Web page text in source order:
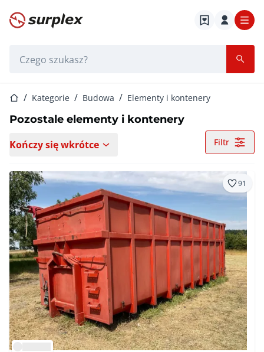
Strona główna
Strona główna
Kategorie Budowa Elementy i kontenery
Pozostale elementy i kontenery
Kończy się wkrótce Filtr
91